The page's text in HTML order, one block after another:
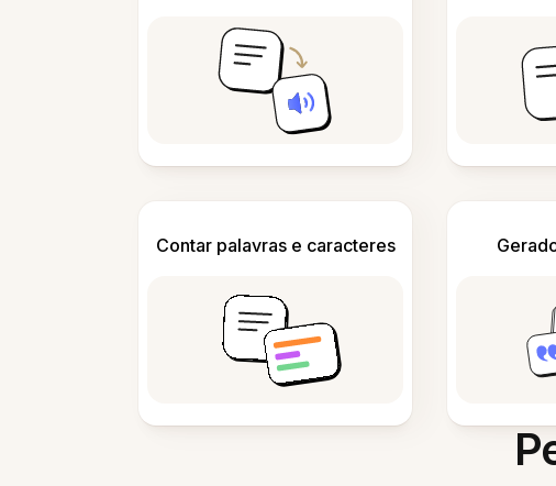
Contar palavras e caracteres